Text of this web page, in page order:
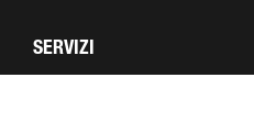
SERVIZI